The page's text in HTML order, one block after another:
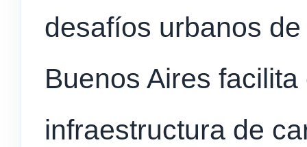
desafíos urbanos
Buenos Aires
infraestructura de